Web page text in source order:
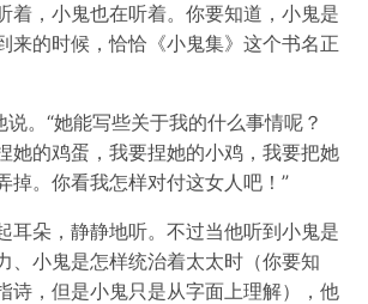
着，小鬼也在听着。你要知道，小鬼是
来的时候，恰恰《小鬼集》这个书名正
说。“她能写些关于我的什么事情呢？
她的鸡蛋，我要捏她的小鸡，我要把她
掉。你看我怎样对付这女人吧！”
耳朵，静静地听。不过当他听到小鬼是
、小鬼是怎样统治着太太时（你要知
诗，但是小鬼只是从字面上理解），他